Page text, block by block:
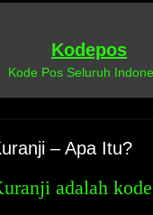
Kodepos
Kode Pos Seluruh
– Apa Itu?
adalah